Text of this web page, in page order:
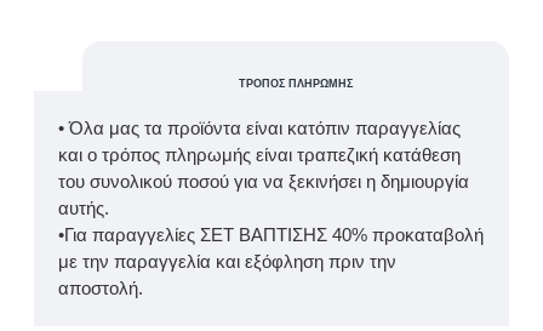
ΤΡΌΠΟΣ ΠΛΗΡΩΜΉΣ
• Όλα μας τα προϊόντα είναι κατόπιν παραγγελίας
και ο τρόπος πληρωμής είναι τραπεζική κατάθεση
του συνολικού ποσού για να ξεκινήσει η δημιουργία
αυτής.
•Για παραγγελίες ΣΕΤ ΒΑΠΤΙΣΗΣ 40% προκαταβολή
με την παραγγελία και εξόφληση πριν την
αποστολή.